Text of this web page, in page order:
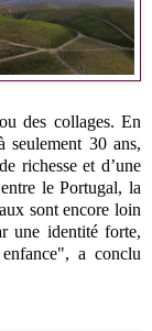
des collages. En
seulement 30 ans,
richesse et d’une
le Portugal, la
sont encore loin
une identité forte,
a conclu